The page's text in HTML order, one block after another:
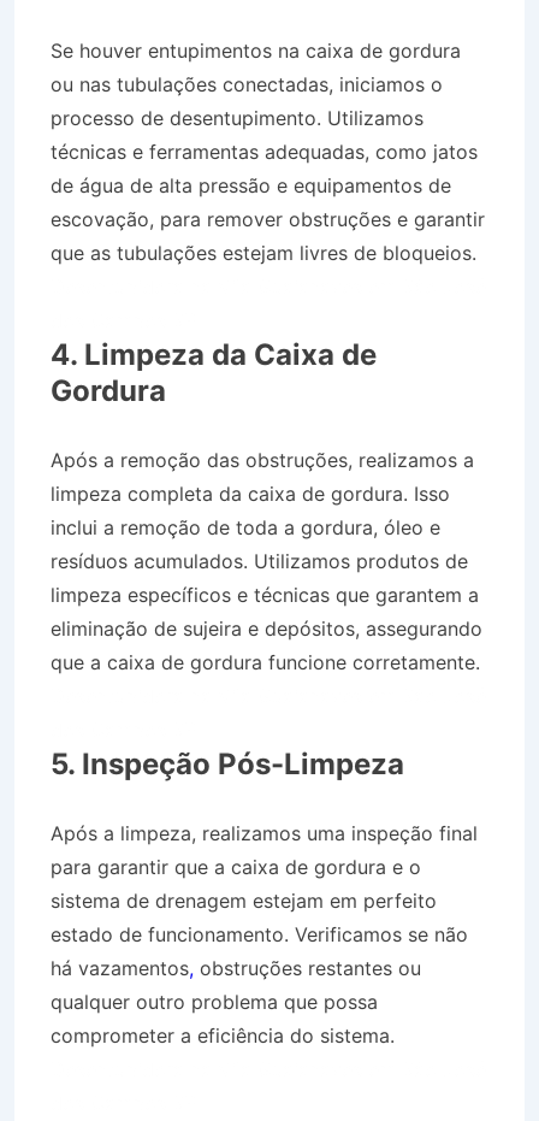
Se houver entupimentos na caixa de gordura
ou nas tubulações conectadas, iniciamos o
processo de desentupimento. Utilizamos
técnicas e ferramentas adequadas, como jatos
de água de alta pressão e equipamentos de
escovação, para remover obstruções e garantir
que as tubulações estejam livres de bloqueios.
4. Limpeza da Caixa de
Gordura
Após a remoção das obstruções, realizamos a
limpeza completa da caixa de gordura. Isso
inclui a remoção de toda a gordura, óleo e
resíduos acumulados. Utilizamos produtos de
limpeza específicos e técnicas que garantem a
eliminação de sujeira e depósitos, assegurando
que a caixa de gordura funcione corretamente.
5. Inspeção Pós-Limpeza
Após a limpeza, realizamos uma inspeção final
para garantir que a caixa de gordura e o
sistema de drenagem estejam em perfeito
estado de funcionamento. Verificamos se não
há vazamentos, obstruções restantes ou
qualquer outro problema que possa
comprometer a eficiência do sistema.